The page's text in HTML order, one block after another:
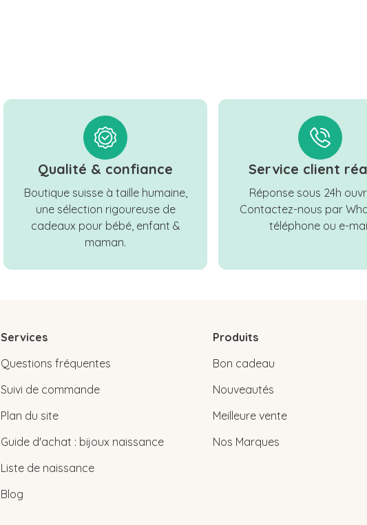
Qualité & confiance
Boutique suisse à taille humaine,
une sélection rigoureuse de
cadeaux pour bébé, enfant &
maman.
Service client
Réponse sous 24h
Contactez-nous par
téléphone ou e-
Services
Questions fréquentes
Suivi de commande
Plan du site
Guide d'achat : bijoux naissance
Liste de naissance
Blog
Produits
Bon cadeau
Nouveautés
Meilleure vente
Nos Marques